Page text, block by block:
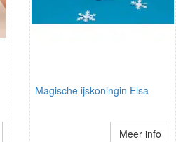
Magische ijskoningin Elsa
Meer info